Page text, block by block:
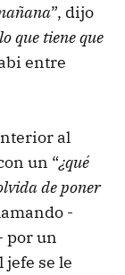
”, dijo
que tiene que
entre
al
un “¿qué
de poner
-
por un
se le